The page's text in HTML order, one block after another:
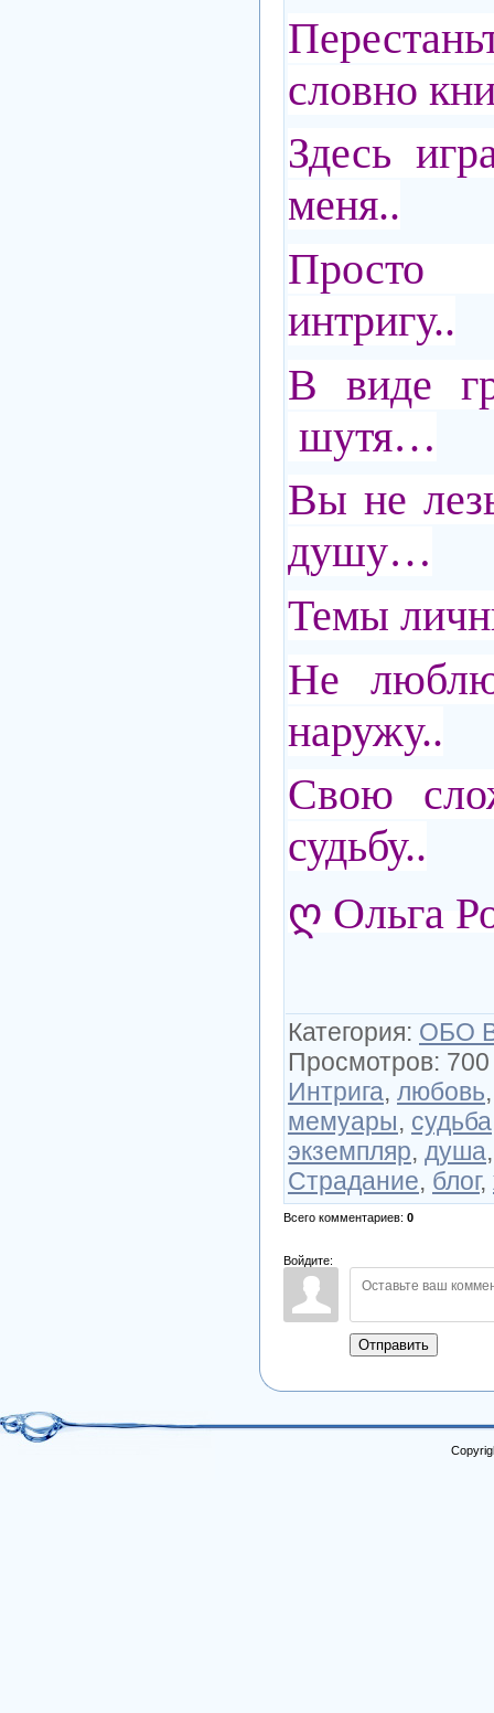
словно
Здесь
меня..
интригу..
В виде
шутя…
Вы не
душу…
Темы
Не
наружу..
Свою
судьбу..
ღ Ольга
Категория: ОБО
Просмотров: 700
Интрига, любовь
мемуары, судьба
экземпляр, душа
Страдание, блог,
Всего комментариев: 0
Войдите:
Отправить